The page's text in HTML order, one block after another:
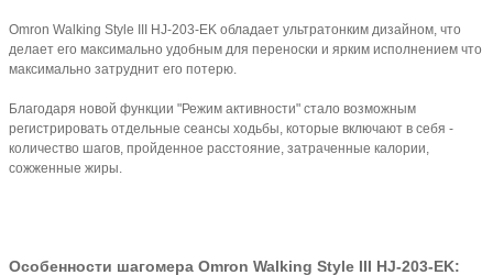
Omron Walking Style III HJ-203-EK обладает ультратонким дизайном, что
делает его максимально удобным для переноски и ярким исполнением что
максимально затруднит его потерю.
Благодаря новой функции "Режим активности" стало возможным
регистрировать отдельные сеансы ходьбы, которые включают в себя -
количество шагов, пройденное расстояние, затраченные калории,
сожженные жиры.
Особенности шагомера Omron Walking Style III HJ-203-EK: